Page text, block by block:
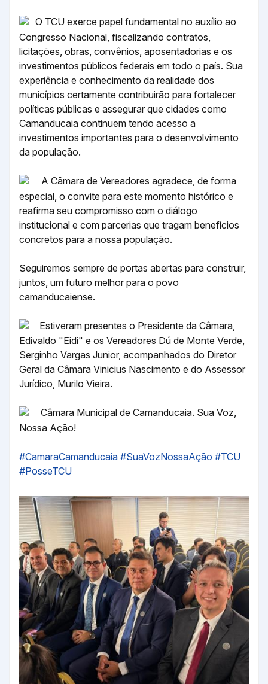
O TCU exerce papel fundamental no auxílio ao
Congresso Nacional, fiscalizando contratos,
licitações, obras, convênios, aposentadorias e os
investimentos públicos federais em todo o país. Sua
experiência e conhecimento da realidade dos
municípios certamente contribuirão para fortalecer
políticas públicas e assegurar que cidades como
Camanducaia continuem tendo acesso a
investimentos importantes para o desenvolvimento
da população.
A Câmara de Vereadores agradece, de forma
especial, o convite para este momento histórico e
reafirma seu compromisso com o diálogo
institucional e com parcerias que tragam benefícios
concretos para a nossa população.
Seguiremos sempre de portas abertas para construir,
juntos, um futuro melhor para o povo
camanducaiense.
Estiveram presentes o Presidente da Câmara,
Edivaldo "Eidi" e os Vereadores Dú de Monte Verde,
Serginho Vargas Junior, acompanhados do Diretor
Geral da Câmara Vinicius Nascimento e do Assessor
Jurídico, Murilo Vieira.
Câmara Municipal de Camanducaia. Sua Voz,
Nossa Ação!
#CamaraCamanducaia #SuaVozNossaAção #TCU
#PosseTCU